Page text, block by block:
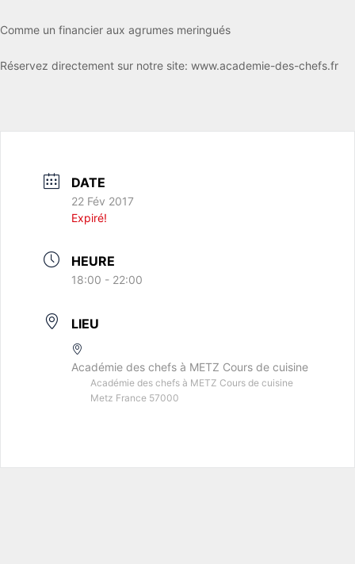
Comme un financier aux agrumes meringués
Réservez directement sur notre site: www.academie-des-chefs.fr
DATE
22 Fév 2017
Expiré!
HEURE
18:00 - 22:00
LIEU
Académie des chefs à METZ Cours de cuisine
Académie des chefs à METZ Cours de cuisine
Metz France 57000